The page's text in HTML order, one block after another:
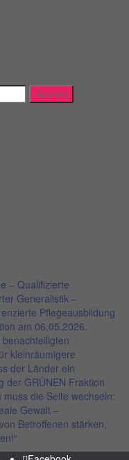
– Qualifizierte
Generalistik –
Pflegeausbildung
am 06.05.2026.
kleinräumigere
der Länder ein
der GRÜNEN Fraktion
die Seite wechseln:
Gewalt –
Betroffenen stärken,